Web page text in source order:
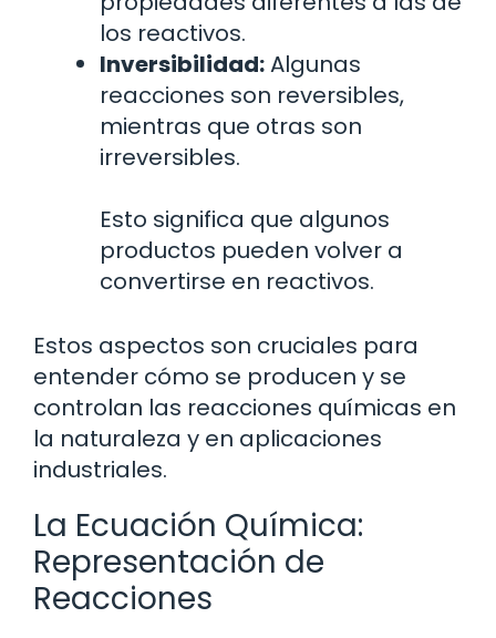
los reactivos.
Inversibilidad:Algunas
reacciones son reversibles,
mientras que otras son
irreversibles.
Esto significa que algunos
productos pueden volver a
convertirse en reactivos.
Estos aspectos son cruciales para
entender cómo se producen y se
controlan las reacciones químicas en
la naturaleza y en aplicaciones
industriales.
La Ecuación Química:
Representación de
Reacciones